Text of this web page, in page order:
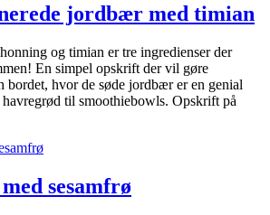
jordbær med timian
og timian er tre ingredienser der
En simpel opskrift der vil gøre
bordet, hvor de søde jordbær er en genial
til smoothiebowls. Opskrift på
sesamfrø